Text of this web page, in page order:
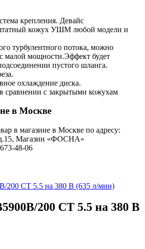
крепления. Девайс
штатный кожух УШМ любой модели и
турбулентного потока, можно
малой мощности.Эффект будет
пустого шланга.
охлаждение диска.
сравнении с закрытыми кожухам
в Москве
в магазине в Москве по адресу:
д.15, Магазин «ФОСНА»
48-06
200 СТ 5.5 на 380 В